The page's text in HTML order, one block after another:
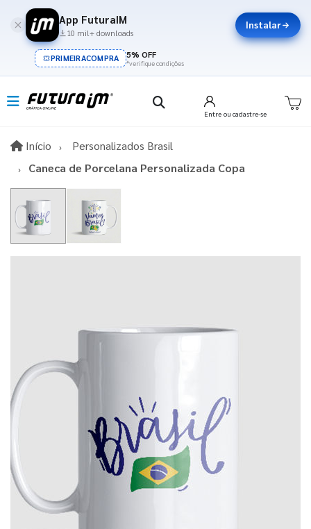
App FuturaIM
10 mil+ downloads
Instalar
PRIMEIRACOMPRA 5% OFF
*verifique condições
Entre ou cadastre-se
Início InícioPersonalizados Brasil
Caneca de Porcelana Personalizada Copa